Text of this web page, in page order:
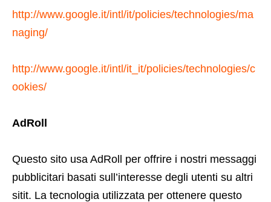
http://www.google.it/intl/it/policies/technologies/ma
naging/
http://www.google.it/intl/it_it/policies/technologies/c
ookies/
AdRoll
Questo sito usa AdRoll per offrire i nostri messaggi
pubblicitari basati sull’interesse degli utenti su altri
sitit. La tecnologia utilizzata per ottenere questo